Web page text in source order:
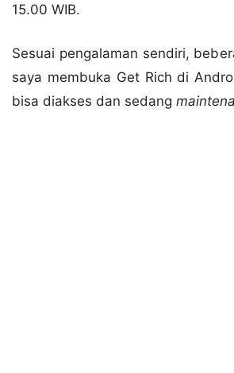
15.00 WIB.
Sesuai pengalaman sendiri,
saya membuka Get Rich di
bisa diakses dan sedang